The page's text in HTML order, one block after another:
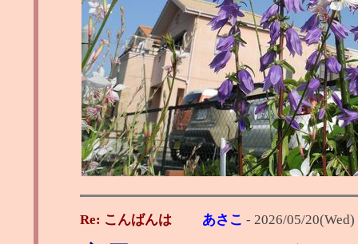
Re: こんばんは あさこ - 2026/05/20(Wed)